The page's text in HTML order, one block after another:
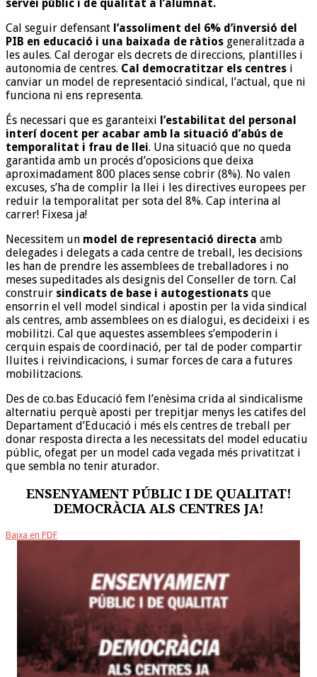
servei públic i de qualitat a l’alumnat.
Cal seguir defensant l’assoliment del 6% d’inversió del
PIB en educació i una baixada de ràtios generalitzada a
les aules. Cal derogar els decrets de direccions, plantilles i
autonomia de centres. Cal democratitzar els centres i
canviar un model de representació sindical, l’actual, que ni
funciona ni ens representa.
És necessari que es garanteixi l’estabilitat del personal
interí docent per acabar amb la situació d’abús de
temporalitat i frau de llei. Una situació que no queda
garantida amb un procés d’oposicions que deixa
aproximadament 800 places sense cobrir (8%). No valen
excuses, s’ha de complir la llei i les directives europees per
reduir la temporalitat per sota del 8%. Cap interina al
carrer! Fixesa ja!
Necessitem un model de representació directa amb
delegades i delegats a cada centre de treball, les decisions
les han de prendre les assemblees de treballadores i no
meses supeditades als designis del Conseller de torn. Cal
construir sindicats de base i autogestionats que
ensorrin el vell model sindical i apostin per la vida sindical
als centres, amb assemblees on es dialogui, es decideixi i es
mobilitzi. Cal que aquestes assemblees s’empoderin i
cerquin espais de coordinació, per tal de poder compartir
lluites i reivindicacions, i sumar forces de cara a futures
mobilitzacions.
Des de co.bas Educació fem l’enèsima crida al sindicalisme
alternatiu perquè aposti per trepitjar menys les catifes del
Departament d’Educació i més els centres de treball per
donar resposta directa a les necessitats del model educatiu
públic, ofegat per un model cada vegada més privatitzat i
que sembla no tenir aturador.
ENSENYAMENT PÚBLIC I DE QUALITAT!
DEMOCRÀCIA ALS CENTRES JA!
Baixa en PDF